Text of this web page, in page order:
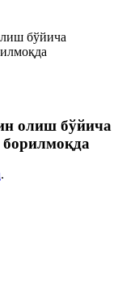
бўйича
олиш бўйича
.